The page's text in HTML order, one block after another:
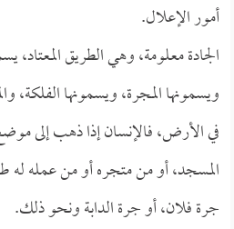
أمور الإعلال.
الجادة معلومة، وهي الطريق المعتاد،
ويسمونها المجرة، ويسمونها الفلكة،
في الأرض، فالإنسان إذا ذهب إلى
المسجد، أو من متجره أو من عمله له
جرة فلان، أو جرة الدابة ونحو ذلك.